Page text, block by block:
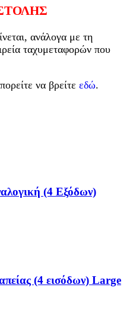
ανάλογα με τη
ταχυμεταφορών που
να βρείτε εδώ.
(4 Εξόδων)
(4 εισόδων) Large